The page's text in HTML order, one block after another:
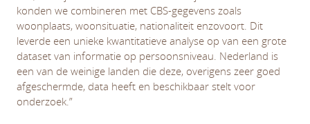
konden we combineren met CBS-gegevens zoals
woonplaats, woonsituatie, nationaliteit enzovoort. Dit
leverde een unieke kwantitatieve analyse op van een grote
dataset van informatie op persoonsniveau. Nederland is
een van de weinige landen die deze, overigens zeer goed
afgeschermde, data heeft en beschikbaar stelt voor
onderzoek.”